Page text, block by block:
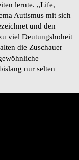
lernte. „Life,
Autismus mit sich
und den
viel Deutungshoheit
die Zuschauer
nur selten